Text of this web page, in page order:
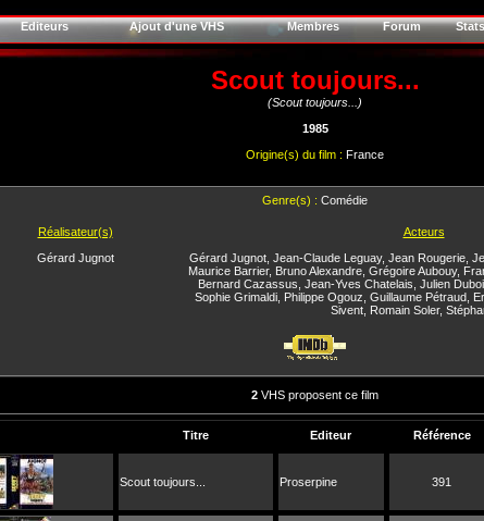
Editeurs Ajout d'une VHS Membres Forum Stats
Scout toujours...
(Scout toujours...)
1985
Origine(s) du film : France
Genre(s) : Comédie
Réalisateur(s)
Gérard Jugnot
Acteurs
Gérard Jugnot, Jean-Claude Leguay, Jean Rougerie,
Maurice Barrier, Bruno Alexandre Grégoire Aubouy,
Bernard Cazassus Jean-Yves Chatelais Julien
Sophie Grimaldi Philippe Ogouz Guillaume Pétraud
Sivent, Romain Soler,
2 VHS proposent ce film
Titre Editeur Référence
Scout toujours... Proserpine 391